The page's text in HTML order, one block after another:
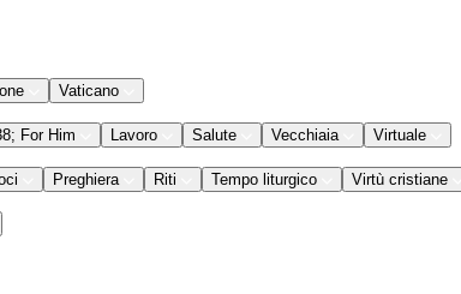
Vaticano
For Him Lavoro Salute Vecchiaia Virtuale
Preghiera Riti Tempo liturgico Virtù cristiane